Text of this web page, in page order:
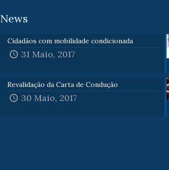
News
Cidadãos com mobilidade condicionada
31 Maio, 2017
Revalidação da Carta de Condução
30 Maio, 2017